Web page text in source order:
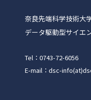
奈良先端科学技術大
データ駆動型サイエ
Tel：0743-72-6056
E-mail：dsc-